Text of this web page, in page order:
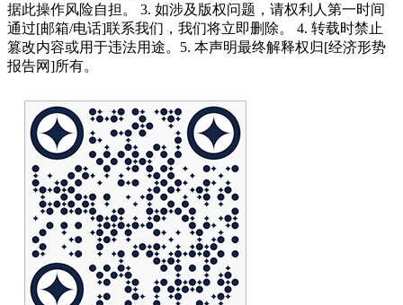
据此操作风险自担。 3. 如涉及版权问题，请权利人第一时间
通过[邮箱/电话]联系我们，我们将立即删除。 4. 转载时禁止
篡改内容或用于违法用途。5. 本声明最终解释权归[经济形势
报告网]所有。